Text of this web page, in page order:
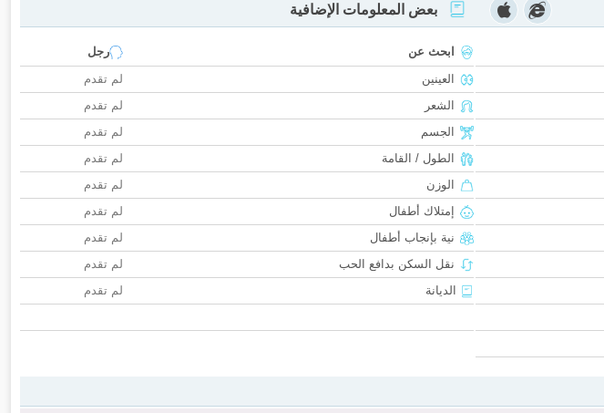
بعض المعلومات الإضافية
ابحث عن
رجل
العينين
لم تقدم
الشعر
لم تقدم
الجسم
لم تقدم
الطول / القامة
لم تقدم
الوزن
لم تقدم
إمتلاك أطفال
لم تقدم
نية بإنجاب أطفال
لم تقدم
نقل السكن بدافع الحب
لم تقدم
الديانة
لم تقدم